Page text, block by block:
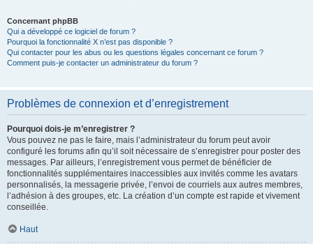
Concernant phpBB
Qui a développé ce logiciel de forum ?
Pourquoi la fonctionnalité X n’est pas disponible ?
Qui contacter pour les abus ou les questions légales concernant ce forum ?
Comment puis-je contacter un administrateur du forum ?
Problèmes de connexion et d’enregistrement
Pourquoi dois-je m’enregistrer ?
Vous pouvez ne pas le faire, mais l’administrateur du forum peut avoir
configuré les forums afin qu’il soit nécessaire de s’enregistrer pour poster des
messages. Par ailleurs, l’enregistrement vous permet de bénéficier de
fonctionnalités supplémentaires inaccessibles aux invités comme les avatars
personnalisés, la messagerie privée, l’envoi de courriels aux autres membres,
l’adhésion à des groupes, etc. La création d’un compte est rapide et vivement
conseillée.
Haut